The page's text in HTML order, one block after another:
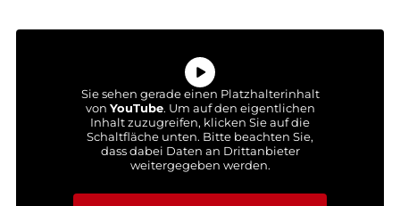
Sie sehen gerade einen Platzhalterinhalt
von YouTube. Um auf den eigentlichen
Inhalt zuzugreifen, klicken Sie auf die
Schaltfläche unten. Bitte beachten Sie,
dass dabei Daten an Drittanbieter
weitergegeben werden.